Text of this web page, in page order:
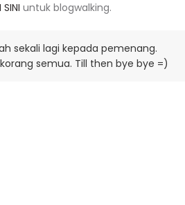
SINI untuk blogwalking.
sekali lagi kepada pemenang.
semua. Till then bye bye =)